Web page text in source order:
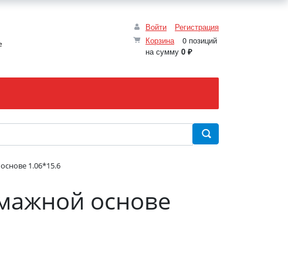
Войти
Регистрация
Корзина
0 позиций
на сумму 0 ₽
1.06*15.6
основе